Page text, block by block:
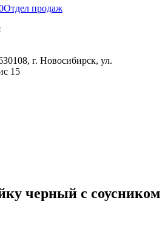
Отдел продаж
г. Новосибирск, ул.
15
черный с соусником